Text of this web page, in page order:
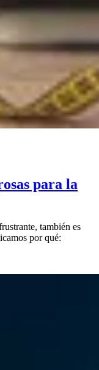
para la
también es
por qué: